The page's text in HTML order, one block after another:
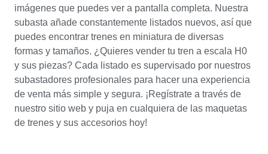
imágenes que puedes ver a pantalla completa. Nuestra
subasta añade constantemente listados nuevos, así que
puedes encontrar trenes en miniatura de diversas
formas y tamaños. ¿Quieres vender tu tren a escala H0
y sus piezas? Cada listado es supervisado por nuestros
subastadores profesionales para hacer una experiencia
de venta más simple y segura. ¡Regístrate a través de
nuestro sitio web y puja en cualquiera de las maquetas
de trenes y sus accesorios hoy!